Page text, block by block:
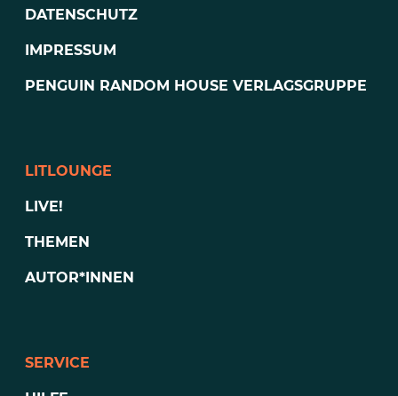
DATENSCHUTZ
IMPRESSUM
PENGUIN RANDOM HOUSE VERLAGSGRUPPE
LITLOUNGE
LIVE!
THEMEN
AUTOR*INNEN
SERVICE